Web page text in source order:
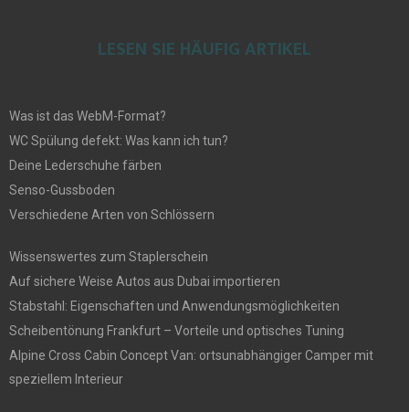
LESEN SIE HÄUFIG ARTIKEL
Was ist das WebM-Format?
WC Spülung defekt: Was kann ich tun?
Deine Lederschuhe färben
Senso-Gussboden
Verschiedene Arten von Schlössern
Wissenswertes zum Staplerschein
Auf sichere Weise Autos aus Dubai importieren
Stabstahl: Eigenschaften und Anwendungsmöglichkeiten
Scheibentönung Frankfurt – Vorteile und optisches Tuning
Alpine Cross Cabin Concept Van: ortsunabhängiger Camper mit
speziellem Interieur